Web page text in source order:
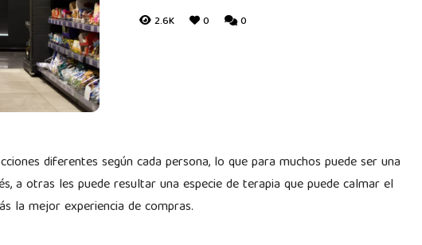
2.6K 0 0
diferentes según cada persona, lo que para muchos puede ser una
a otras les puede resultar una especie de terapia que puede calmar el
la mejor experiencia de compras.